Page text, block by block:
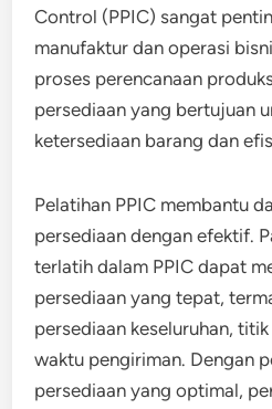
Control (PPIC) sangat
manufaktur dan operasi
proses perencanaan
persediaan yang bertujuan
ketersediaan barang dan
Pelatihan PPIC membantu
persediaan dengan efektif.
terlatih dalam PPIC dapat
persediaan yang tepat,
persediaan keseluruhan,
waktu pengiriman. Dengan
persediaan yang optimal,